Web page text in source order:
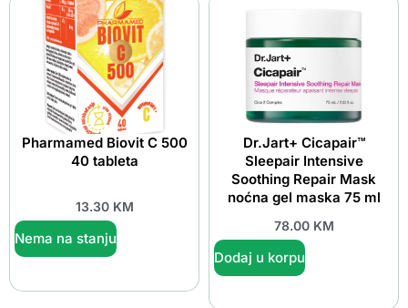
Pharmamed Biovit C 500
40 tableta
13.30 KM
Nema na stanju
Dr.Jart+ Cicapair™
Sleepair Intensive
Soothing Repair Mask
noćna gel maska 75 ml
78.00 KM
Dodaj u korpu